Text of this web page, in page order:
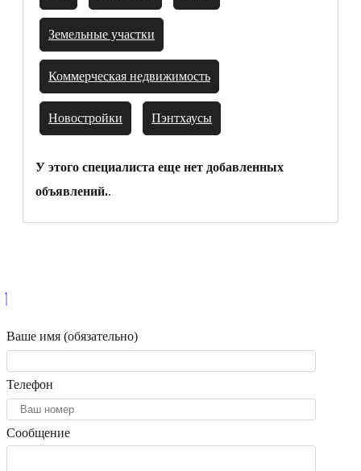
Земельные участки
Коммерческая недвижимость
Новостройки Пэнтхаусы
У этого специалиста еще нет добавленных
объявлений..
Ваше имя (обязательно)
Телефон
Сообщение